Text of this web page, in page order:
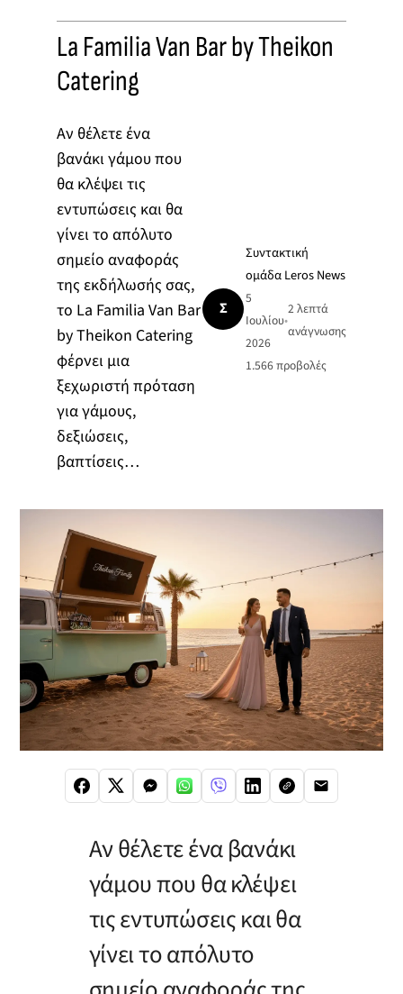
La Familia Van Bar by Theikon
Catering
Αν θέλετε ένα
βανάκι γάμου που
θα κλέψει τις
εντυπώσεις και θα
γίνει το απόλυτο
σημείο αναφοράς
της εκδήλωσής σας,
το La Familia Van Bar
by Theikon Catering
φέρνει μια
ξεχωριστή πρόταση
για γάμους,
δεξιώσεις,
βαπτίσεις…
Σ
Συντακτική
ομάδα Leros News
5
Ιουλίου
2026
•
2 λεπτά
ανάγνωσης
1.566προβολές
Αν θέλετε ένα βανάκι
γάμου που θα κλέψει
τις εντυπώσεις και θα
γίνει το απόλυτο